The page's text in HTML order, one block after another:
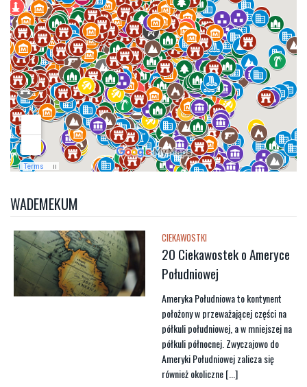
WADEMEKUM
CIEKAWOSTKI
20 Ciekawostek o Ameryce
Południowej
Ameryka Południowa to kontynent
położony w przeważającej części na
półkuli południowej, a w mniejszej na
półkuli północnej. Zwyczajowo do
Ameryki Południowej zalicza się
również okoliczne [...]